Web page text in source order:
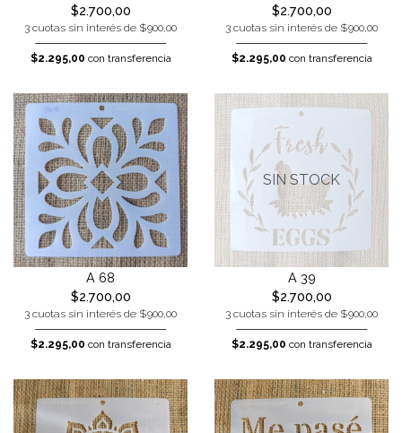
$2.700,00
3 cuotas sin interés de $900,00
$2.295,00 con transferencia
$2.700,00
3 cuotas sin interés de $900,00
$2.295,00 con transferencia
A 68
$2.700,00
3 cuotas sin interés de $900,00
$2.295,00 con transferencia
SIN STOCK
A 39
$2.700,00
3 cuotas sin interés de $900,00
$2.295,00 con transferencia